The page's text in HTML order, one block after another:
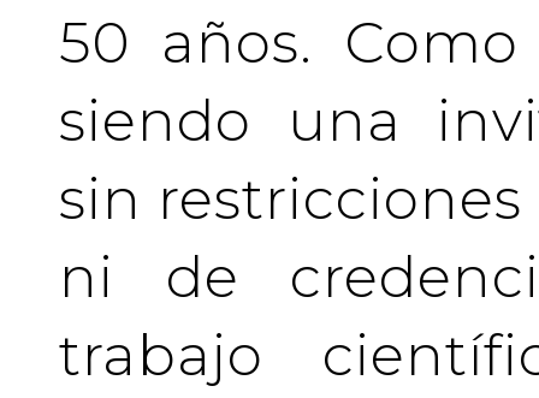
50 años.
siendo una
sin
ni de
trabajo